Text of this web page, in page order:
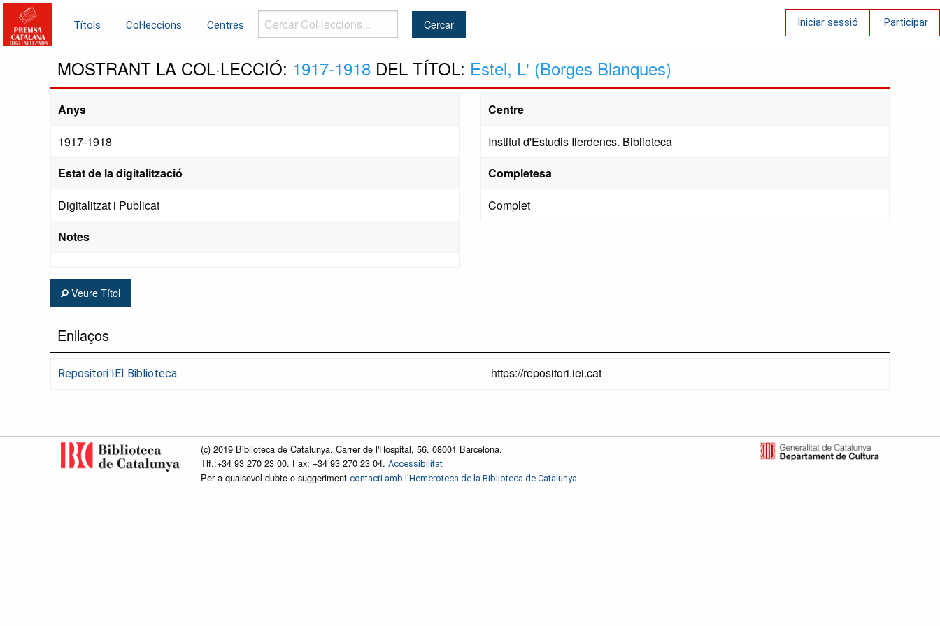
Títols Col·leccions Centres
Cercar
Col·leccions...
Iniciar sessió Participar
MOSTRANT LA COL·LECCIÓ: 1917-1918 DEL TÍTOL: Estel, L' (Borges Blanques)
Anys
1917-1918
Estat de la digitalització
Digitalitzat i Publicat
Notes
Centre
Institut d'Estudis Ilerdencs. Biblioteca
Completesa
Complet
Veure Títol
Enllaços
Repositori IEI Biblioteca https://repositori.iei.cat
(c) 2019 Biblioteca de Catalunya. Carrer de l'Hospital, 56. 08001 Barcelona.
Tlf.:+34 93 270 23 00. Fax: +34 93 270 23 04. Accessibilitat
Per a qualsevol dubte o suggeriment contacti amb l'Hemeroteca de la Biblioteca de Catalunya